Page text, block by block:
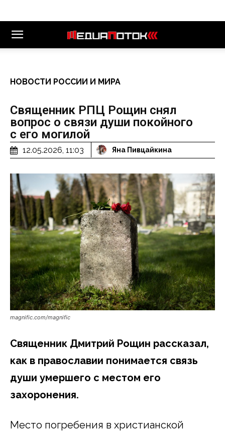
НОВОСТИ РОССИИ И МИРА
Священник РПЦ Рощин снял
вопрос о связи души покойного
с его могилой
12.05.2026, 11:03 Яна Пивцайкина
magnific.com/magnific
Священник Дмитрий Рощин рассказал,
как в православии понимается связь
души умершего с местом его
захоронения.
Место погребения в христианской